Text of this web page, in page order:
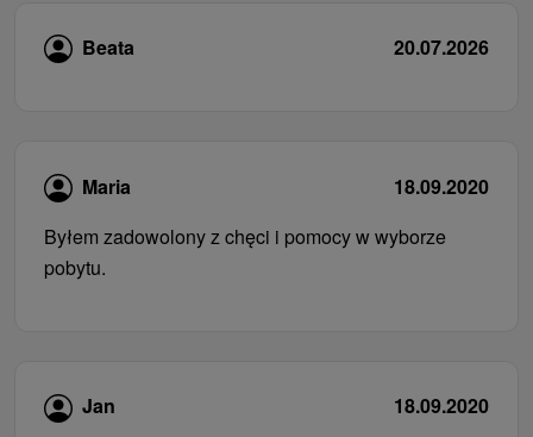
Beata 20.07.2026
Maria
18.09.2020
Byłem zadowolony z chęci i pomocy w wyborze
pobytu.
Jan
18.09.2020